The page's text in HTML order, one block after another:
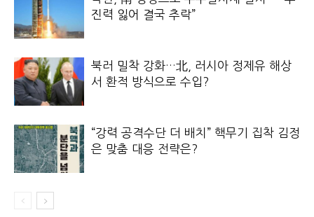
진력 잃어 결국 추락”
북러 밀착 강화…北, 러시아 정제유 해상
서 환적 방식으로 수입?
“강력 공격수단 더 배치” 핵무기 집착 김정
은 맞춤 대응 전략은?